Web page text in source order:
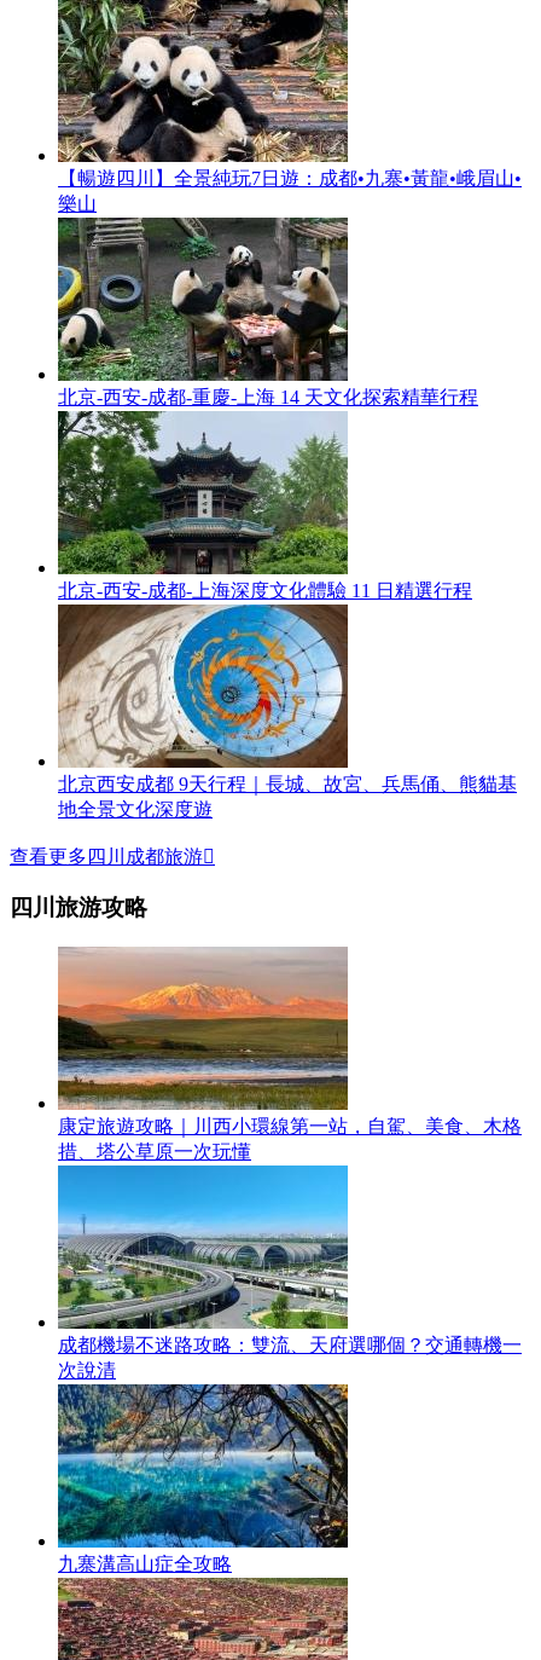
【暢遊四川】全景純玩7日遊：成都•九寨•黃龍•峨眉山•
樂山
北京-西安-成都-重慶-上海 14 天文化探索精華行程
北京-西安-成都-上海深度文化體驗 11 日精選行程
北京西安成都 9天行程｜長城、故宮、兵馬俑、熊貓基
地全景文化深度遊
查看更多四川成都旅游
四川旅游攻略
康定旅遊攻略｜川西小環線第一站，自駕、美食、木格
措、塔公草原一次玩懂
成都機場不迷路攻略：雙流、天府選哪個？交通轉機一
次說清
九寨溝高山症全攻略